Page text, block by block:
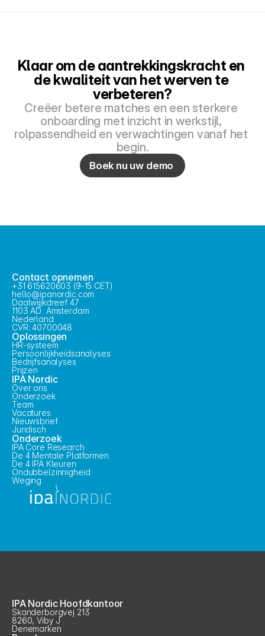
Klaar om de aantrekkingskracht en
de kwaliteit van het werven te
verbeteren?
Creëer betere matches en een sterkere
onboarding met inzicht in werkstijl,
rolpassendheid en verwachtingen vanaf het
begin.
Boek nu uw demo
Contact opnemen
+31 615620603 (9-15 CET)
hello@ipanordic.com
Daalwijjkdreef 47
1103 AD  Amsterdam
Nederland
CVR: 40700048
Oplossingen
HR-systeem
Persoonlijkheidsanalyses
Bedrijfsanalyses
Prijzen
IPA Nordic
Over ons
Onderzoek
Team
Vacatures
Nieuwsbrief
Juridisch
Onderzoek
IPA Core Research
De 4 Mentale Platformen
De 4 IPA Kleuren
Ondubbelzinnigheid
Weging
IPA Nordic Hoofdkantoor
Skanderborgvej 213
8260, Viby J
Denemarken